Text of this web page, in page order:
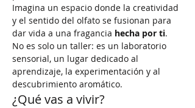
Imagina un espacio donde la creatividad
y el sentido del olfato se fusionan para
dar vida a una fragancia hecha por ti.
No es solo un taller: es un laboratorio
sensorial, un lugar dedicado al
aprendizaje, la experimentación y al
descubrimiento aromático.
¿Qué vas a vivir?